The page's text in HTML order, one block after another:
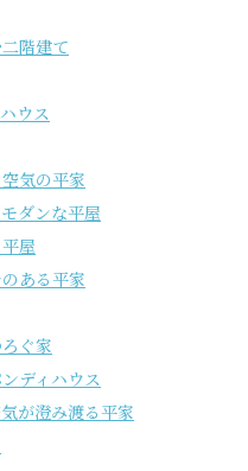
階建て
ウス
気の平家
ダンな平屋
屋
ある平家
ぐ家
ディハウス
が澄み渡る平家